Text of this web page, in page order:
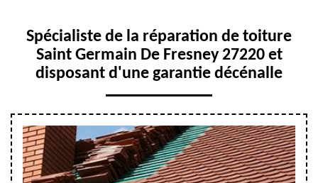
Spécialiste de la réparation de toiture
Saint Germain De Fresney 27220 et
disposant d'une garantie décénalle